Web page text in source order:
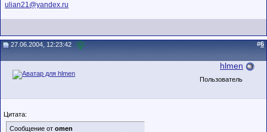
ulian21@yandex.ru
27.06.2004, 12:23:42 #6
hlmen
Пользователь
Цитата:
Сообщение от omen